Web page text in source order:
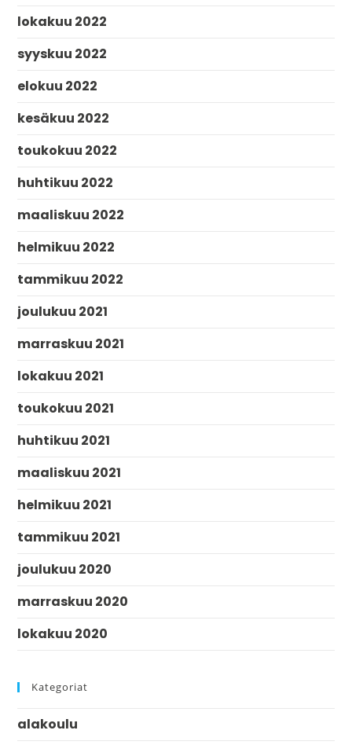
lokakuu 2022
syyskuu 2022
elokuu 2022
kesäkuu 2022
toukokuu 2022
huhtikuu 2022
maaliskuu 2022
helmikuu 2022
tammikuu 2022
joulukuu 2021
marraskuu 2021
lokakuu 2021
toukokuu 2021
huhtikuu 2021
maaliskuu 2021
helmikuu 2021
tammikuu 2021
joulukuu 2020
marraskuu 2020
lokakuu 2020
Kategoriat
alakoulu